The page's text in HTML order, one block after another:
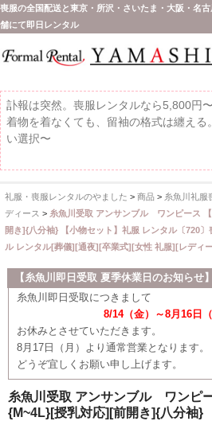
喪服の全国配送と東京・所沢・さいたま・大阪・名
舗にて即日レンタル
訃報は突然。喪服レンタルなら5,800円
着物を着なくても、留袖の格式は纏える
い選択〜
ホーム
全 国 配 送
受取り場所が選べます
東京即日バイク便
配送・お支払い方法
ご注文の流れ
よくあるご質問
礼服・喪服レンタルのやました > 商品> 糸魚川礼服
ディース > 糸魚川受取 アンサンブル ワンピース
開き]{八分袖} 【小物セット】礼服 レンタル〔720
ル レンタル[葬儀][通夜][卒業式][女性 礼服][レディ
【糸魚川即日受取 夏季休業日のお知らせ】
糸魚川即日受取につきまして
8/14（金）～8月16日
お休みとさせていただきます。
8月17日（月）より通常営業となります。
どうぞ宜しくお願い申し上げます。
糸魚川受取 アンサンブル ワンピ
{M~4L}[授乳対応][前開き]{八分袖}